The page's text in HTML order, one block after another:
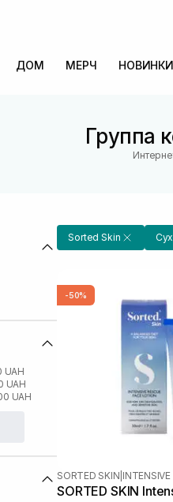
ДОМ МЕРЧ НОВИНКИ
Группа
UAH
UAH
UAH
Sorted Skin
-50%
SORTED SKIN INTENSIVE
SORTED SKIN